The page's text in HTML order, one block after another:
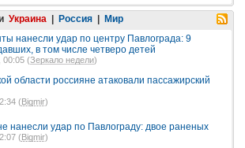
Украина | Россия | Мир
нанесли удар по центру Павлограда: 9
в том числе четверо детей
00:05 (Зеркало недели)
области россияне атаковали пассажирский
(Bigmir)
нанесли удар по Павлограду: двое раненых
(Bigmir)